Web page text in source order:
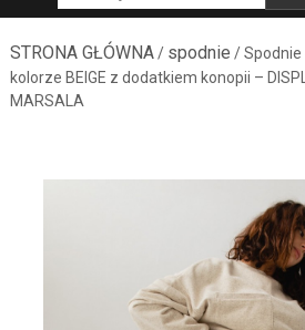
STRONA GŁÓWNA/ spodnie / Spodnie
kolorze BEIGE z dodatkiem konopii –
MARSALA